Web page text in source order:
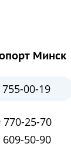
Минск
00-19
25-70
50-90